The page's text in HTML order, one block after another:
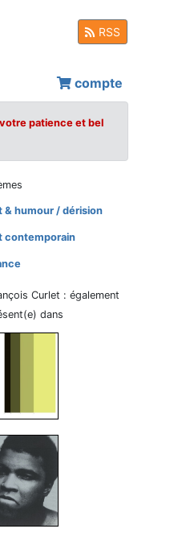
RSS
compte
patience et bel
& humour / dérision
contemporain
Curlet : également
dans